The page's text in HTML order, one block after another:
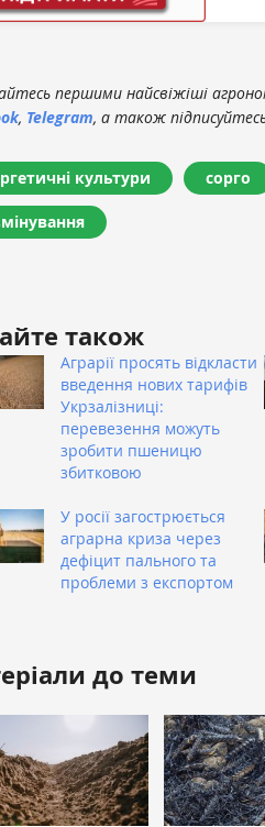
першими найсвіжіші
, Telegram, а також
культури сорго
також
Аграрії просять відкласти
введення нових тарифів
Укрзалізниці:
перевезення можуть
зробити пшеницю
збитковою
У росії загострюється
аграрна криза через
дефіцит пального та
проблеми з експортом
до теми